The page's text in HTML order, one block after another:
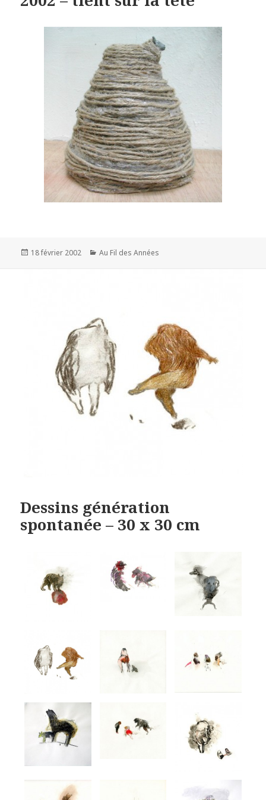
Publié
18 février 2002 Catégories
Au Fil des Années
Dessins génération
spontanée – 30 x 30 cm